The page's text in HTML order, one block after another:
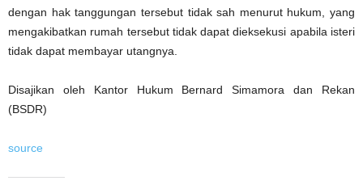
dengan hak tanggungan tersebut tidak sah menurut hukum, yang
mengakibatkan rumah tersebut tidak dapat dieksekusi apabila isteri
tidak dapat membayar utangnya.
Disajikan oleh Kantor Hukum Bernard Simamora dan Rekan
(BSDR)
source